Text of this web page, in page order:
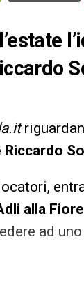
Riccardo
alla
ad uno